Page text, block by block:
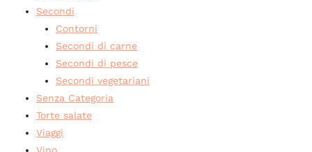
Secondi
Contorni
Secondi di carne
Secondi di pesce
Secondi vegetariani
Senza Categoria
Torte salate
Viaggi
Vino